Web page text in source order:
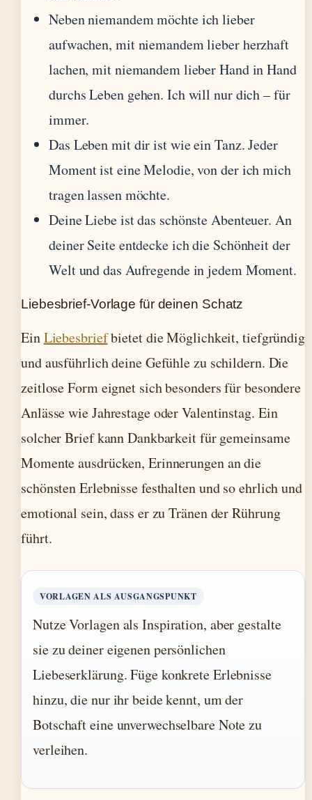
Neben niemandem möchte ich lieber
aufwachen, mit niemandem lieber herzhaft
lachen, mit niemandem lieber Hand in Hand
durchs Leben gehen. Ich will nur dich – für
immer.
Das Leben mit dir ist wie ein Tanz. Jeder
Moment ist eine Melodie, von der ich mich
tragen lassen möchte.
Deine Liebe ist das schönste Abenteuer. An
deiner Seite entdecke ich die Schönheit der
Welt und das Aufregende in jedem Moment.
Liebesbrief-Vorlage für deinen Schatz
EinLiebesbriefbietet die Möglichkeit, tiefgründig
und ausführlich deine Gefühle zu schildern. Die
zeitlose Form eignet sich besonders für besondere
Anlässe wie Jahrestage oder Valentinstag. Ein
solcher Brief kann Dankbarkeit für gemeinsame
Momente ausdrücken, Erinnerungen an die
schönsten Erlebnisse festhalten und so ehrlich und
emotional sein, dass er zu Tränen der Rührung
führt.
VORLAGEN ALS AUSGANGSPUNKT
Nutze Vorlagen als Inspiration, aber gestalte
sie zu deiner eigenen persönlichen
Liebeserklärung. Füge konkrete Erlebnisse
hinzu, die nur ihr beide kennt, um der
Botschaft eine unverwechselbare Note zu
verleihen.